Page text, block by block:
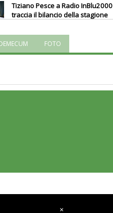
Tiziano Pesce a Radio InBlu2000
traccia il bilancio della stagione
La formazione Uisp rallenta ma
FOTO
×